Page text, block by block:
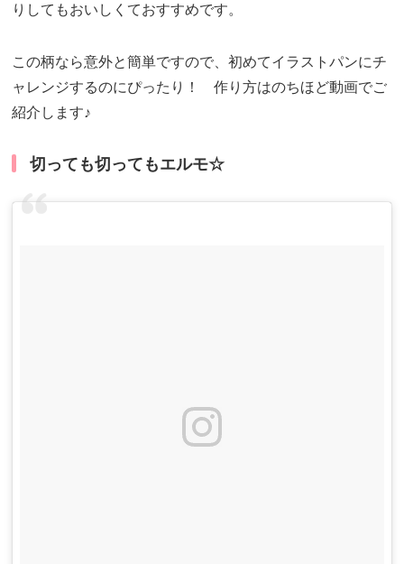
りしてもおいしくておすすめです。
この柄なら意外と簡単ですので、初めてイラストパンにチ
ャレンジするのにぴったり！ 作り方はのちほど動画でご
紹介します♪
切っても切ってもエルモ☆